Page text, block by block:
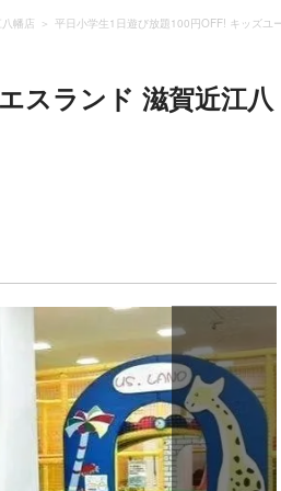
幡店 平日小学生1日遊び放題100円OFF! キッズユ
スランド 滋賀近江八